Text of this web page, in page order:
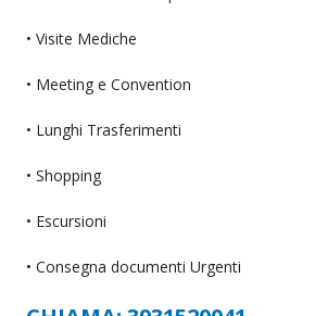
• Visite Mediche
• Meeting e Convention
• Lunghi Trasferimenti
• Shopping
• Escursioni
• Consegna documenti Urgenti